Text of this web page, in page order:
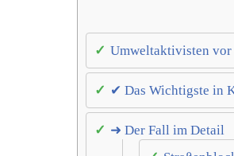
Umweltaktivisten vor
✔ Das Wichtigste in
➜ Der Fall im Detail